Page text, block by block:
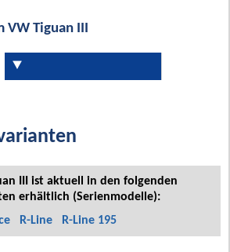
VW Tiguan III
III ist aktuell in den folgenden
erhältlich (Serienmodelle):
R-Line R-Line 195